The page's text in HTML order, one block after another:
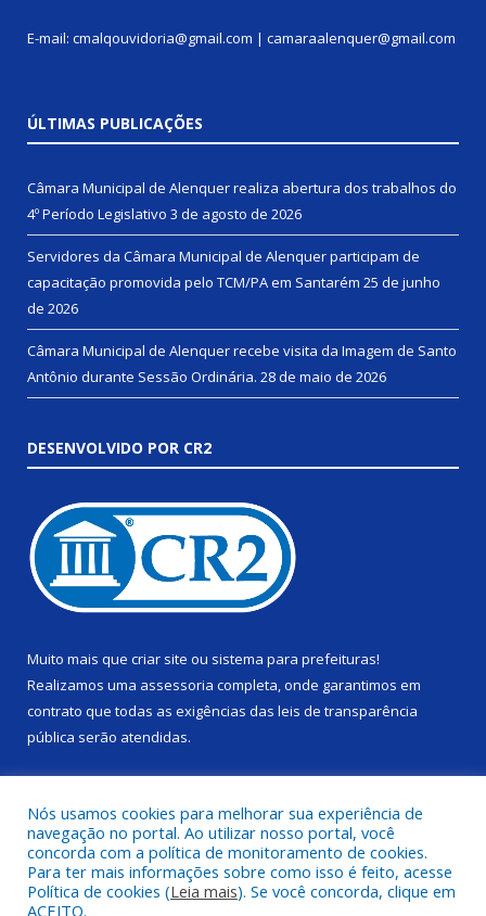
E-mail: cmalqouvidoria@gmail.com | camaraalenquer@gmail.com
ÚLTIMAS PUBLICAÇÕES
Câmara Municipal de Alenquer realiza abertura dos trabalhos do
4º Período Legislativo 3 de agosto de 2026
Servidores da Câmara Municipal de Alenquer participam de
capacitação promovida pelo TCM/PA em Santarém 25 de junho
de 2026
Câmara Municipal de Alenquer recebe visita da Imagem de Santo
Antônio durante Sessão Ordinária. 28 de maio de 2026
DESENVOLVIDO POR CR2
Muito mais que criar site ou sistema para prefeituras!
Realizamos uma assessoria completa, onde garantimos em
contrato que todas as exigências das leis de transparência
pública serão atendidas.
Todos os direitos reservados a Câmara Municipal de Alenquer.
Nós usamos cookies para melhorar sua experiência de
navegação no portal. Ao utilizar nosso portal, você
concorda com a política de monitoramento de cookies.
Para ter mais informações sobre como isso é feito, acesse
Política de cookies (Leia mais). Se você concorda, clique em
ACEITO.